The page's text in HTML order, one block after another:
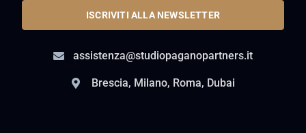
ISCRIVITI ALLA NEWSLETTER
assistenza@studiopaganopartners.it
Brescia, Milano, Roma, Dubai